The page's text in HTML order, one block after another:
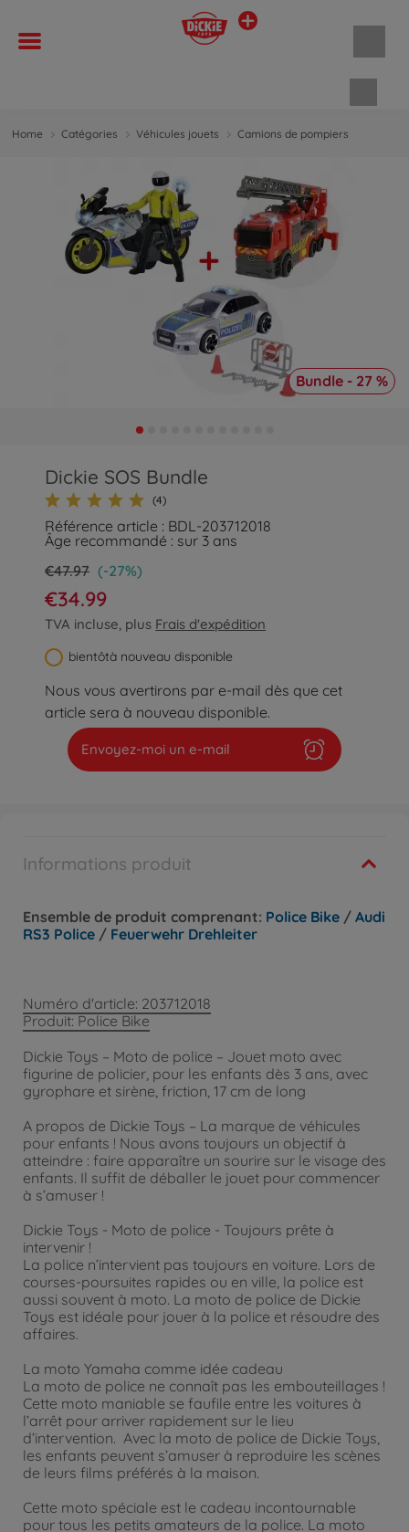
Home Catégories Véhicules jouets Camions de pompiers
Bundle - 27 %
Dickie SOS Bundle
(4)
Référence article : BDL-203712018
Âge recommandé : sur 3 ans
€47.97 (-27%)
€34.99
TVA incluse, plus Frais d'expédition
bientôtà nouveau disponible
Nous vous avertirons par e-mail dès que cet
article sera à nouveau disponible.
Envoyez-moi un e-mail
Informations produit
Ensemble de produit comprenant: Police Bike / Audi
RS3 Police / Feuerwehr Drehleiter
Numéro d'article: 203712018
Produit: Police Bike
Dickie Toys – Moto de police – Jouet moto avec
figurine de policier, pour les enfants dès 3 ans, avec
gyrophare et sirène, friction, 17 cm de long
A propos de Dickie Toys – La marque de véhicules
pour enfants ! Nous avons toujours un objectif à
atteindre : faire apparaître un sourire sur le visage des
enfants. Il suffit de déballer le jouet pour commencer
à s’amuser !
Dickie Toys - Moto de police - Toujours prête à
intervenir !
La police n’intervient pas toujours en voiture. Lors de
courses-poursuites rapides ou en ville, la police est
aussi souvent à moto. La moto de police de Dickie
Toys est idéale pour jouer à la police et résoudre des
affaires.
La moto Yamaha comme idée cadeau
La moto de police ne connaît pas les embouteillages !
Cette moto maniable se faufile entre les voitures à
l’arrêt pour arriver rapidement sur le lieu
d’intervention. Avec la moto de police de Dickie Toys,
les enfants peuvent s’amuser à reproduire les scènes
de leurs films préférés à la maison.
Cette moto spéciale est le cadeau incontournable
pour tous les petits amateurs de la police. La moto